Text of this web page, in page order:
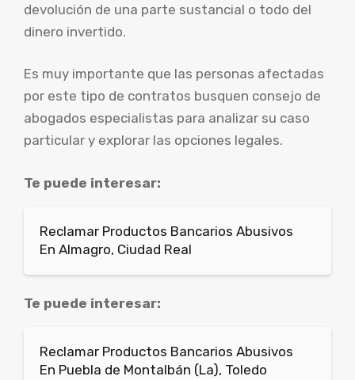
devolución de una parte sustancial o todo del
dinero invertido.
Es muy importante que las personas afectadas
por este tipo de contratos busquen consejo de
abogados especialistas para analizar su caso
particular y explorar las opciones legales.
Te puede interesar:
Reclamar Productos Bancarios Abusivos
En Almagro, Ciudad Real
Te puede interesar:
Reclamar Productos Bancarios Abusivos
En Puebla de Montalbán (La), Toledo